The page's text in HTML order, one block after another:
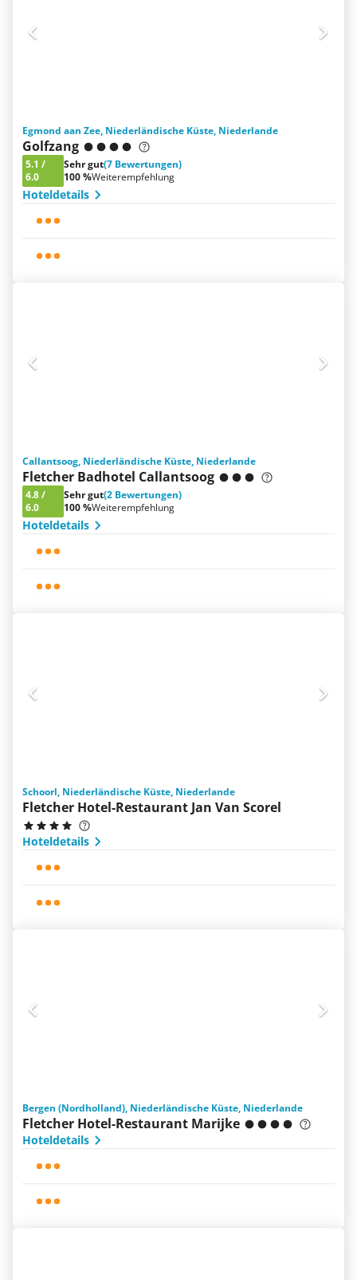
Egmond aan Zee, Niederländische Küste, Niederlande
Golfzang
5.1 /
6.0
Sehr gut(7 Bewertungen)
100 %Weiterempfehlung
Hoteldetails
Callantsoog, Niederländische Küste, Niederlande
Fletcher Badhotel Callantsoog
4.8/
6.0
Sehr gut(2 Bewertungen)
100 %Weiterempfehlung
Hoteldetails
Schoorl, Niederländische Küste, Niederlande
Fletcher Hotel-Restaurant Jan Van Scorel
Hoteldetails
Bergen (Nordholland), Niederländische Küste, Niederlande
Fletcher Hotel-Restaurant Marijke
Hoteldetails